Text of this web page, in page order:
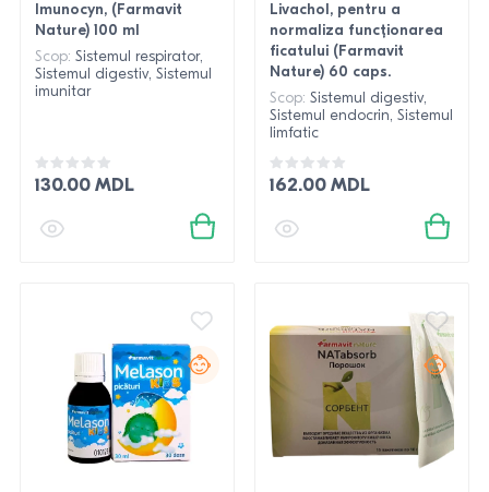
Imunocyn, (Farmavit
Nature) 100 ml
Scop: Sistemul respirator,
Sistemul digestiv, Sistemul
imunitar
130.00 MDL
Livachol, pentru a
normaliza funcționarea
ficatului (Farmavit
Nature) 60 caps.
Scop: Sistemul digestiv,
Sistemul endocrin, Sistemul
limfatic
162.00 MDL